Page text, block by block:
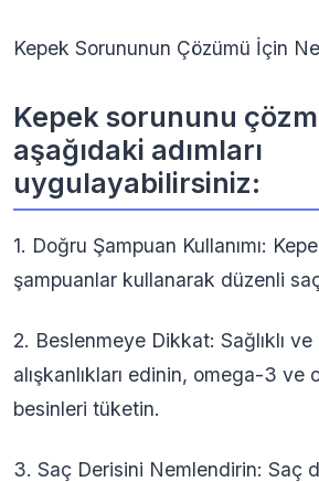
Kepek Sorununun Çözümü İçin
Kepek sorununu
aşağıdaki adımları
uygulayabilirsiniz:
1. Doğru Şampuan Kullanımı:
şampuanlar kullanarak düzenli saç
2. Beslenmeye Dikkat: Sağlıklı
alışkanlıkları edinin, omega-3 ve
besinleri tüketin.
3. Saç Derisini Nemlendirin: Saç